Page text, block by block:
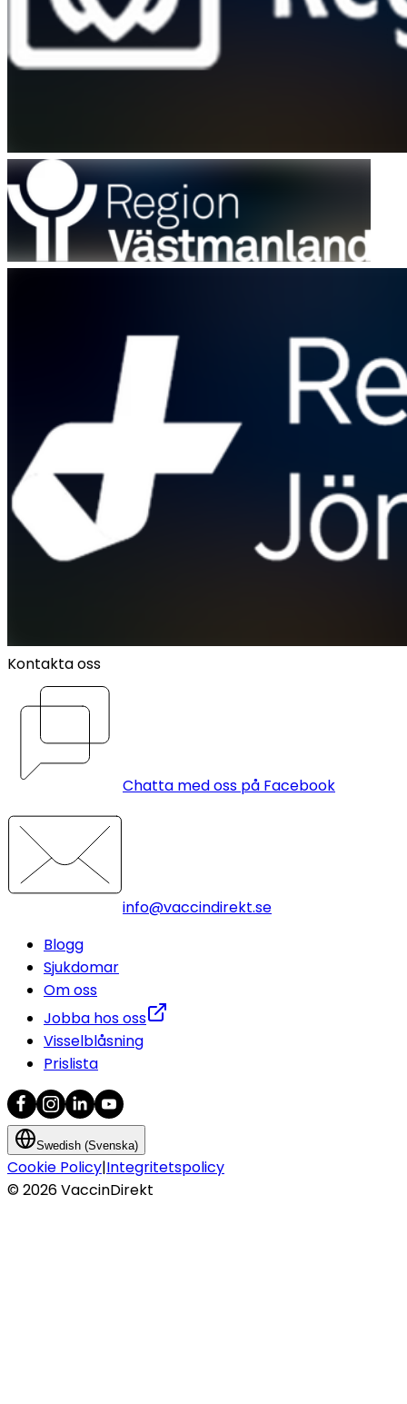
Kontakta oss
Chatta med oss på Facebook
info@vaccindirekt.se
Blogg
Sjukdomar
Om oss
Jobba hos oss
Visselblåsning
Prislista
Swedish (Svenska)
Cookie Policy|Integritetspolicy
©2026VaccinDirekt